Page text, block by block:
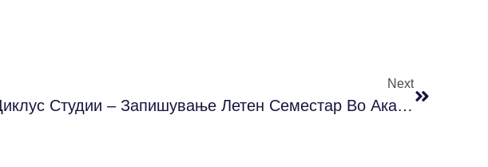
Next
Втор Циклус Студии – Запишување Летен Семестар Во Акад. 2021/2022